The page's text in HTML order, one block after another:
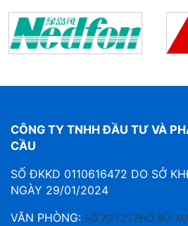
CÔNG TY TNHH ĐẦU TƯ VÀ
CẦU
SỐ ĐKKD 0110616472 DO SỞ
NGÀY 29/01/2024
VĂN PHÒNG: SỐ 70/125 PHỐ BÙI